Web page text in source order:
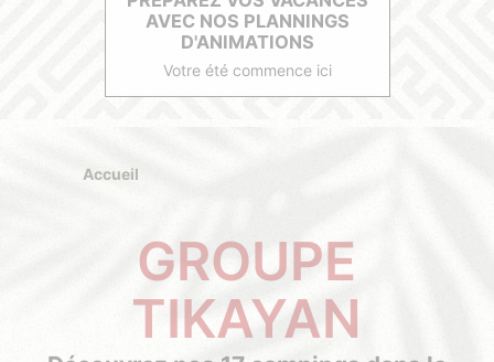
AVEC NOS PLANNINGS
D'ANIMATIONS
Votre été commence ici
Accueil
GROUPE
TIKAYAN